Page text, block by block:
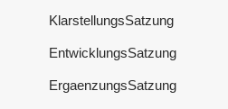
KlarstellungsSatzung
EntwicklungsSatzung
ErgaenzungsSatzung